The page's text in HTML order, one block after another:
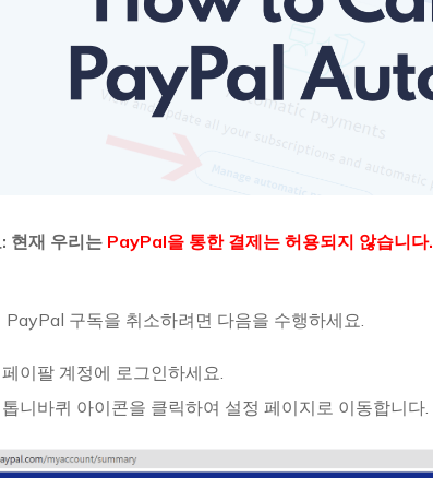
현재 우리는 PayPal을 통한 결제는 허용되지 않습니다.
PayPal 구독을 취소하려면 다음을 수행하세요.
페이팔 계정에 로그인하세요.
톱니바퀴 아이콘을 클릭하여 설정 페이지로 이동합니다.